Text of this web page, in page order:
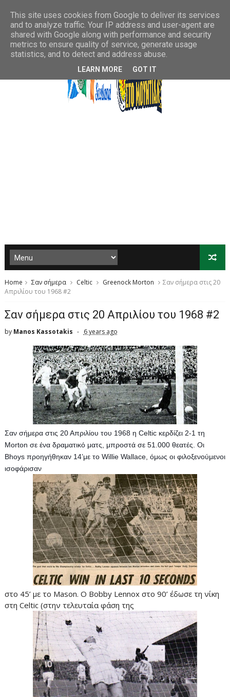
Home Σαν σήμερα Celtic Greenock Morton
Σαν σήμερα στις 20
Απριλίου του 1968 #2
Σαν σήμερα στις 20 Απριλίου του 1968 #2
by Manos Kassotakis 6 years ago
Σαν σήμερα στις 20 Απριλίου του 1968 η Celtic κερδίζει 2-1 τη
Morton σε ένα δραματικό ματς, μπροστά σε 51.000 θεατές. Οι
Bhoys προηγήθηκαν 14’με το Willie Wallace, όμως οι φιλοξενούμενοι
ισοφάρισαν
στο 45’ με το Mason. O Bobby Lennox στο 90’ έδωσε τη νίκη
στη Celtic (στην τελευταία φάση της
This site uses cookies from Google to deliver its services
and to analyze traffic. Your IP address and user-agent are
shared with Google along with performance and security
metrics to ensure quality of service, generate usage
statistics, and to detect and address abuse.
LEARN MORE GOT IT